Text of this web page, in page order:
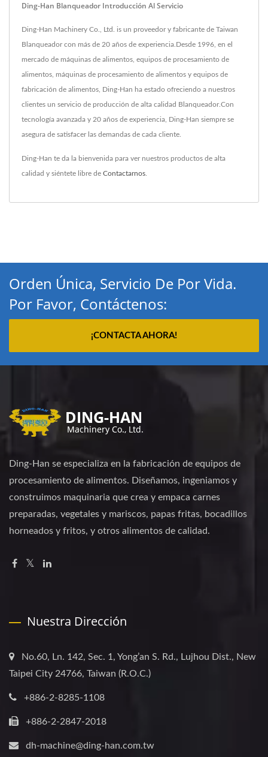
Ding-Han Blanqueador Introducción Al Servicio
Ding-Han Machinery Co., Ltd. is un proveedor y fabricante de Taiwan
Blanqueador con más de 20 años de experiencia.Desde 1996, en el
mercado de máquinas de alimentos, equipos de procesamiento de
alimentos, máquinas de procesamiento de alimentos y equipos de
fabricación de alimentos, Ding-Han ha estado ofreciendo a nuestros
clientes un servicio de producción de alta calidad Blanqueador.Con
tecnología avanzada y 20 años de experiencia, Ding-Han siempre se
asegura de satisfacer las demandas de cada cliente.
Ding-Han te da la bienvenida para ver nuestros productos de alta
calidad y siéntete libre de Contactarnos
Orden Única, Servicio De Por Vida.
Por Favor, Contáctenos:
¡CONTACTA AHORA!
Ding-Han se especializa en la fabricación de equipos de
procesamiento de alimentos. Diseñamos, ingeniamos y
construimos maquinaria que crea y empaca carnes
preparadas, vegetales y mariscos, papas fritas, bocadillos
horneados y fritos, y otros alimentos de calidad.
Nuestra Dirección
No.60, Ln. 142, Sec. 1, Yong’an S. Rd., Lujhou Dist., New
Taipei City 24766, Taiwan (R.O.C.)
+886-2-8285-1108
+886-2-2847-2018
dh-machine@ding-han.com.tw